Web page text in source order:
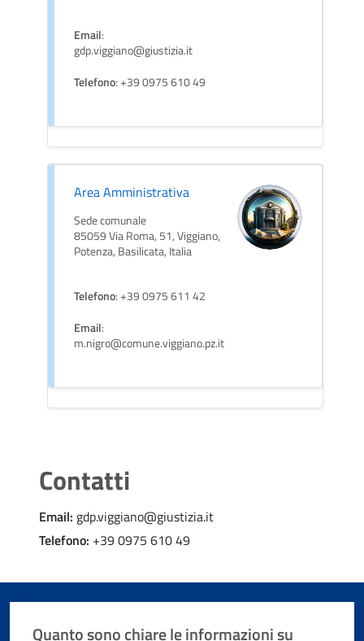
Email:
gdp.viggiano@giustizia.it
Telefono: +39 0975 610 49
Area Amministrativa
Sede comunale
85059 Via Roma, 51, Viggiano,
Potenza, Basilicata, Italia
Telefono: +39 0975 611 42
Email:
m.nigro@comune.viggiano.pz.it
Contatti
Email: gdp.viggiano@giustizia.it
Telefono: +39 0975 610 49
Quanto sono chiare le informazioni su